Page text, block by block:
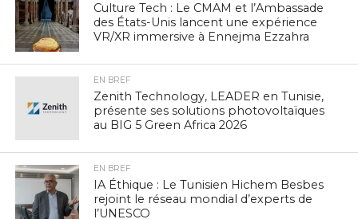
Culture Tech : Le CMAM et l’Ambassade
des États-Unis lancent une expérience
VR/XR immersive à Ennejma Ezzahra
EN BREF
Zenith Technology, LEADER en Tunisie,
présente ses solutions photovoltaïques
au BIG 5 Green Africa 2026
EN BREF
IA Éthique : Le Tunisien Hichem Besbes
rejoint le réseau mondial d’experts de
l’UNESCO